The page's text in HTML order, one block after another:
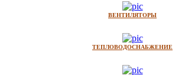
ВЕНТИЛЯТОРЫ
ТЕПЛОВОДОСНАБЖЕНИЕ